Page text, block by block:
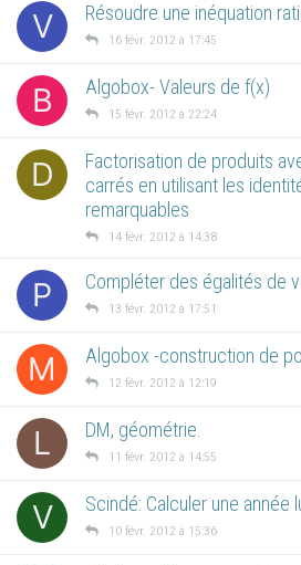
V Résoudre une inéquation
16 févr. 2012 à 17:45
B Algobox- Valeurs de f(x)
15 févr. 2012 à 22:24
D
Factorisation de produits
carrés en utilisant les
remarquables
14 févr. 2012 à 14:38
P Compléter des égalités de
13 févr. 2012 à 17:51
M Algobox -construction de
12 févr. 2012 à 12:19
L DM, géométrie.
11 févr. 2012 à 14:55
V Scindé: Calculer une année
10 févr. 2012 à 15:36